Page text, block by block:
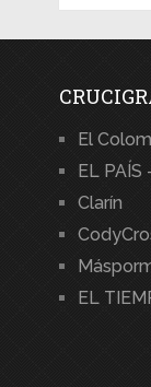
El
EL PAÍS
Clarín
EL